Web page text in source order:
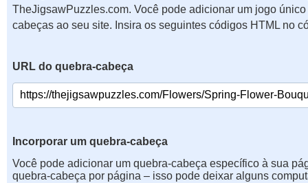
TheJigsawPuzzles.com. Você pode adicionar um jogo
cabeças ao seu site. Insira os seguintes códigos HTML no
URL do quebra-cabeça
Incorporar um quebra-cabeça
Você pode adicionar um quebra-cabeça específico à sua
quebra-cabeça por página – isso pode deixar alguns